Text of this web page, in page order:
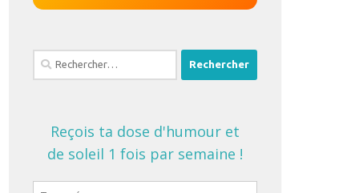
Rechercher :